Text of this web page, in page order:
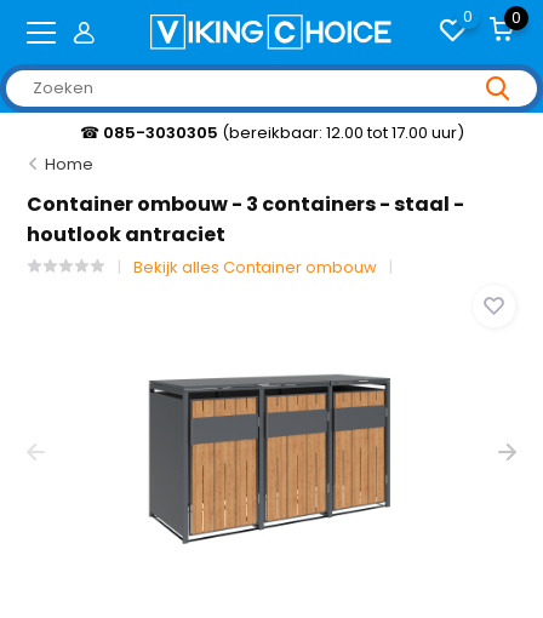
0 0
☎ 085-3030305 (bereikbaar: 12.00 tot 17.00 uur)
Home
Container ombouw - 3 containers - staal -
houtlook antraciet
Bekijk alles Container ombouw